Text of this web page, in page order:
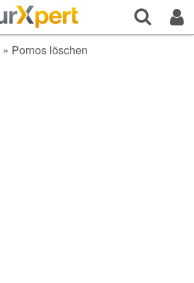
» Pornos löschen